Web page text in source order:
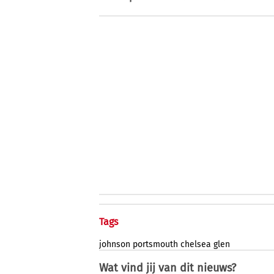
Tags
johnson portsmouth chelsea glen
Wat vind jij van dit nieuws?